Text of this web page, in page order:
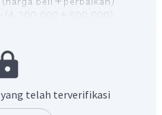
sebesar Rp400.000,00.
yang telah terverifikasi